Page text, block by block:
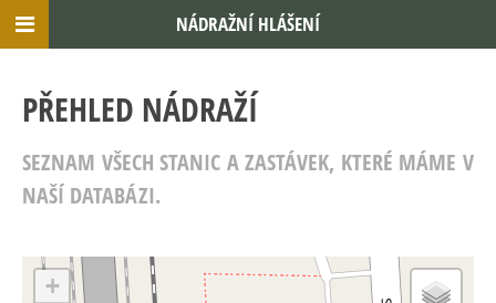
PŘEHLED NÁDRAŽÍ
SEZNAM VŠECH STANIC A ZASTÁVEK, KTERÉ MÁME V
NAŠÍ DATABÁZI.
+
NÁDRAŽNÍ HLÁŠENÍ